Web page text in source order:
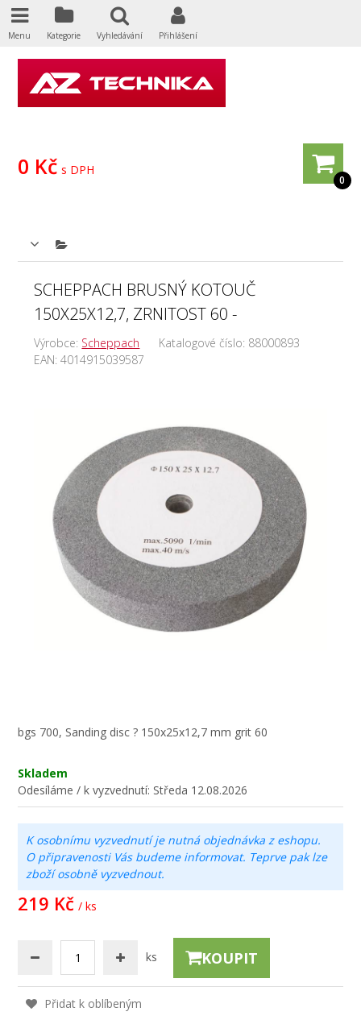
0
0 Kč s DPH
SCHEPPACH BRUSNÝ KOTOUČ
150X25X12,7, ZRNITOST 60 -
Výrobce: Scheppach Katalogové číslo: 88000893
EAN:4014915039587
bgs 700, Sanding disc ? 150x25x12,7 mm grit 60
Skladem
Odesíláme / k vyzvednutí: Středa 12.08.2026
K osobnímu vyzvednutí je nutná objednávka z eshopu.
O připravenosti Vás budeme informovat. Teprve pak lze
zboží osobně vyzvednout.
219 Kč / ks
ks KOUPIT
Přidat k oblíbeným
Menu Kategorie Vyhledávání Přihlášení